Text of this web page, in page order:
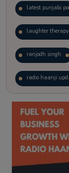
latest punjabi
laughter therapy
ranjodh singh
radio haanji
kitaab kahani